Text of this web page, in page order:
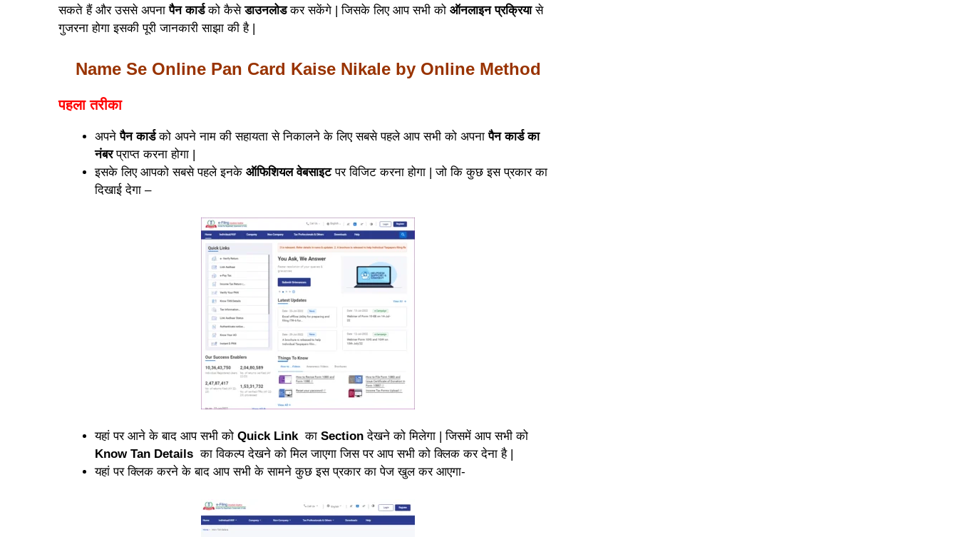
सकते हैं और उससे अपनापैन कार्डको कैसेडाउनलोडकर सकेंगे | जिसके लिए आप सभी को ऑनलाइन प्रक्रियासे
गुजरना होगा इसकी पूरी जानकारी साझा की है |
Name Se Online Pan Card Kaise Nikale by Online Method
पहला तरीका
अपनेपैन कार्डको अपने नाम की सहायता से निकालने के लिए सबसे पहले आप सभी को अपनापैन कार्ड का
नंबरप्राप्त करना होगा |
इसके लिए आपको सबसे पहले इनके ऑफिशियल वेबसाइटपर विजिट करना होगा | जो कि कुछ इस प्रकार का
दिखाई देगा –
यहां पर आने के बाद आप सभी को Quick Linkका Sectionदेखने को मिलेगा | जिसमें आप सभी को
Know Tan Details का विकल्प देखने को मिल जाएगा जिस पर आप सभी को क्लिक कर देना है |
यहां पर क्लिक करने के बाद आप सभी के सामने कुछ इस प्रकार का पेज खुल कर आएगा-